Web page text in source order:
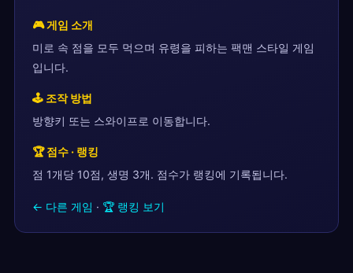
🎮 게임 소개
미로 속 점을 모두 먹으며 유령을 피하는 팩맨 스타일 게임
입니다.
🕹 조작 방법
방향키 또는 스와이프로 이동합니다.
🏆 점수 · 랭킹
점 1개당 10점, 생명 3개. 점수가 랭킹에 기록됩니다.
← 다른 게임 · 🏆 랭킹 보기